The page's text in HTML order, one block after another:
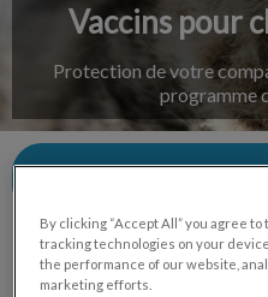
Vaccins pour
Protection de votre
programme
By clicking “Accept All” you agree
tracking technologies on your
the performance of our website,
marketing efforts.